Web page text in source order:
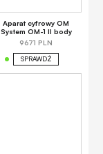
Aparat cyfrowy OM
System OM-1 II body
9671 PLN
SPRAWDŹ